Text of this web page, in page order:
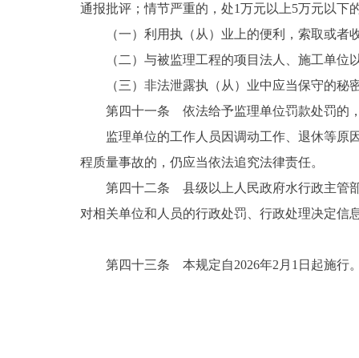
通报批评；情节严重的，处1万元以上5万元以下
（一）利用执（从）业上的便利，索取或
（二）与被监理工程的项目法人、施工单
（三）非法泄露执（从）业中应当保守的秘
第四十一条 依法给予监理单位罚款处罚的
监理单位的工作人员因调动工作、退休等原
程质量事故的，仍应当依法追究法律责任。
第四十二条 县级以上人民政府水行政主管
对相关单位和人员的行政处罚、行政处理决定信
第四十三条 本规定自2026年2月1日起施行